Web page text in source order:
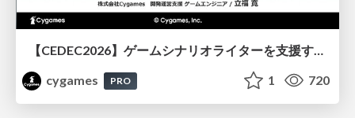
【CEDEC2026】ゲームシナリオライターを支援するAIツール開発の実践 ― 設計とプロンプトの工夫 ―
cygames
PRO 1 720